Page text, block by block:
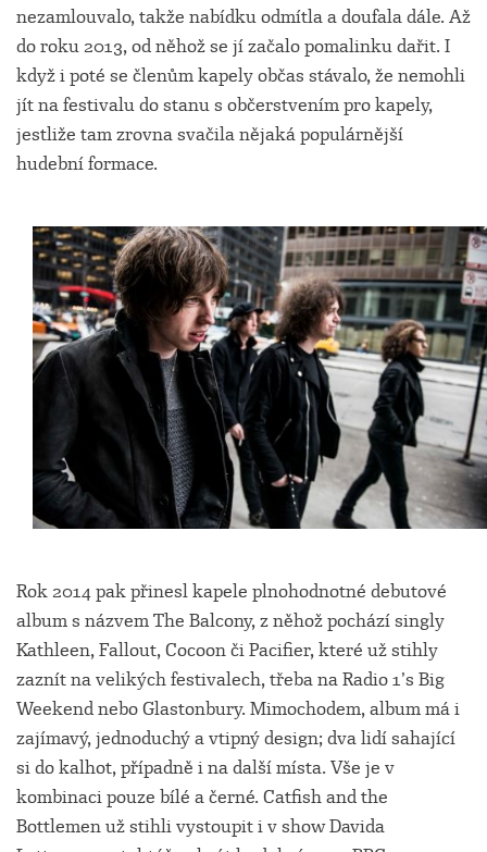
nezamlouvalo, takže nabídku odmítla a doufala dále. Až
do roku 2013, od něhož se jí začalo pomalinku dařit. I
když i poté se členům kapely občas stávalo, že nemohli
jít na festivalu do stanu s občerstvením pro kapely,
jestliže tam zrovna svačila nějaká populárnější
hudební formace.
Rok 2014 pak přinesl kapele plnohodnotné debutové
album s názvem The Balcony, z něhož pochází singly
Kathleen, Fallout, Cocoon či Pacifier, které už stihly
zaznít na velikých festivalech, třeba na Radio 1’s Big
Weekend nebo Glastonbury. Mimochodem, album má i
zajímavý, jednoduchý a vtipný design; dva lidí sahající
si do kalhot, případně i na další místa. Vše je v
kombinaci pouze bílé a černé. Catfish and the
Bottlemen už stihli vystoupit i v show Davida